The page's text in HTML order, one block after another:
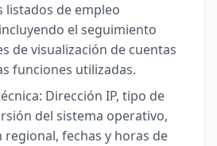
listados de empleo
el seguimiento
de visualización de cuentas
funciones utilizadas.
Dirección IP, tipo de
del sistema operativo,
fechas y horas de